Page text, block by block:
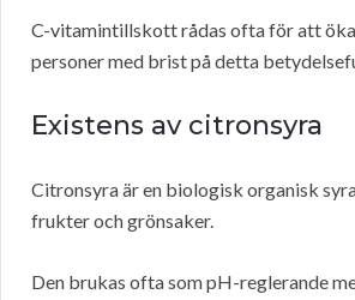
C-vitamintillskott rådas ofta för att öka
personer med brist på detta
Existens av citronsyra
Citronsyra är en biologisk organisk
frukter och grönsaker.
Den brukas ofta som pH-reglerande